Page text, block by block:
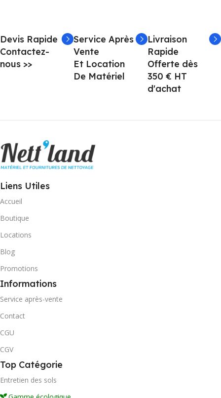
Devis Rapide
Contactez-
nous >>
Service Après
Vente
Et Location
De Matériel
Livraison
Rapide
Offerte dès
350 € HT
d'achat
Liens Utiles
Accueil
Boutique
Locations
Blog
Promotions
Informations
Service après-vente
Contact
CGU
CGV
Top Catégorie
Entretien des sols